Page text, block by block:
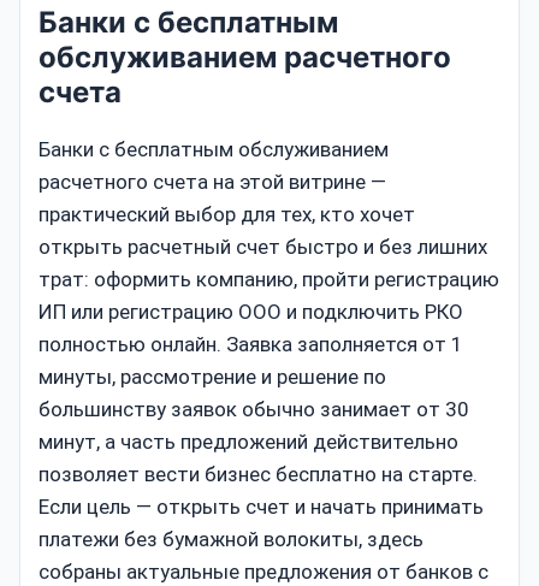
Банки с бесплатным
обслуживанием расчетного
счета
Банки с бесплатным обслуживанием
расчетного счета на этой витрине —
практический выбор для тех, кто хочет
открыть расчетный счет быстро и без лишних
трат: оформить компанию, пройти регистрацию
ИП или регистрацию ООО и подключить РКО
полностью онлайн. Заявка заполняется от 1
минуты, рассмотрение и решение по
большинству заявок обычно занимает от 30
минут, а часть предложений действительно
позволяет вести бизнес бесплатно на старте.
Если цель — открыть счет и начать принимать
платежи без бумажной волокиты, здесь
собраны актуальные предложения от банков с